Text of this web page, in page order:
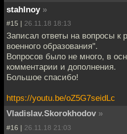
stahlnoy »
#15 | 26.11.18 18:13
Записал ответы на вопросы к
военного образования".
Вопросов было не много, в
комментарии и дополнения.
Большое спасибо!
https://youtu.be/oZ5G7seidLc
Vladislav.Skorokhodov »
#16 | 26.11.18 21:03